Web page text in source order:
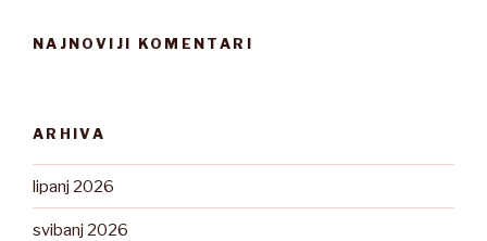
NAJNOVIJI KOMENTARI
ARHIVA
lipanj 2026
svibanj 2026